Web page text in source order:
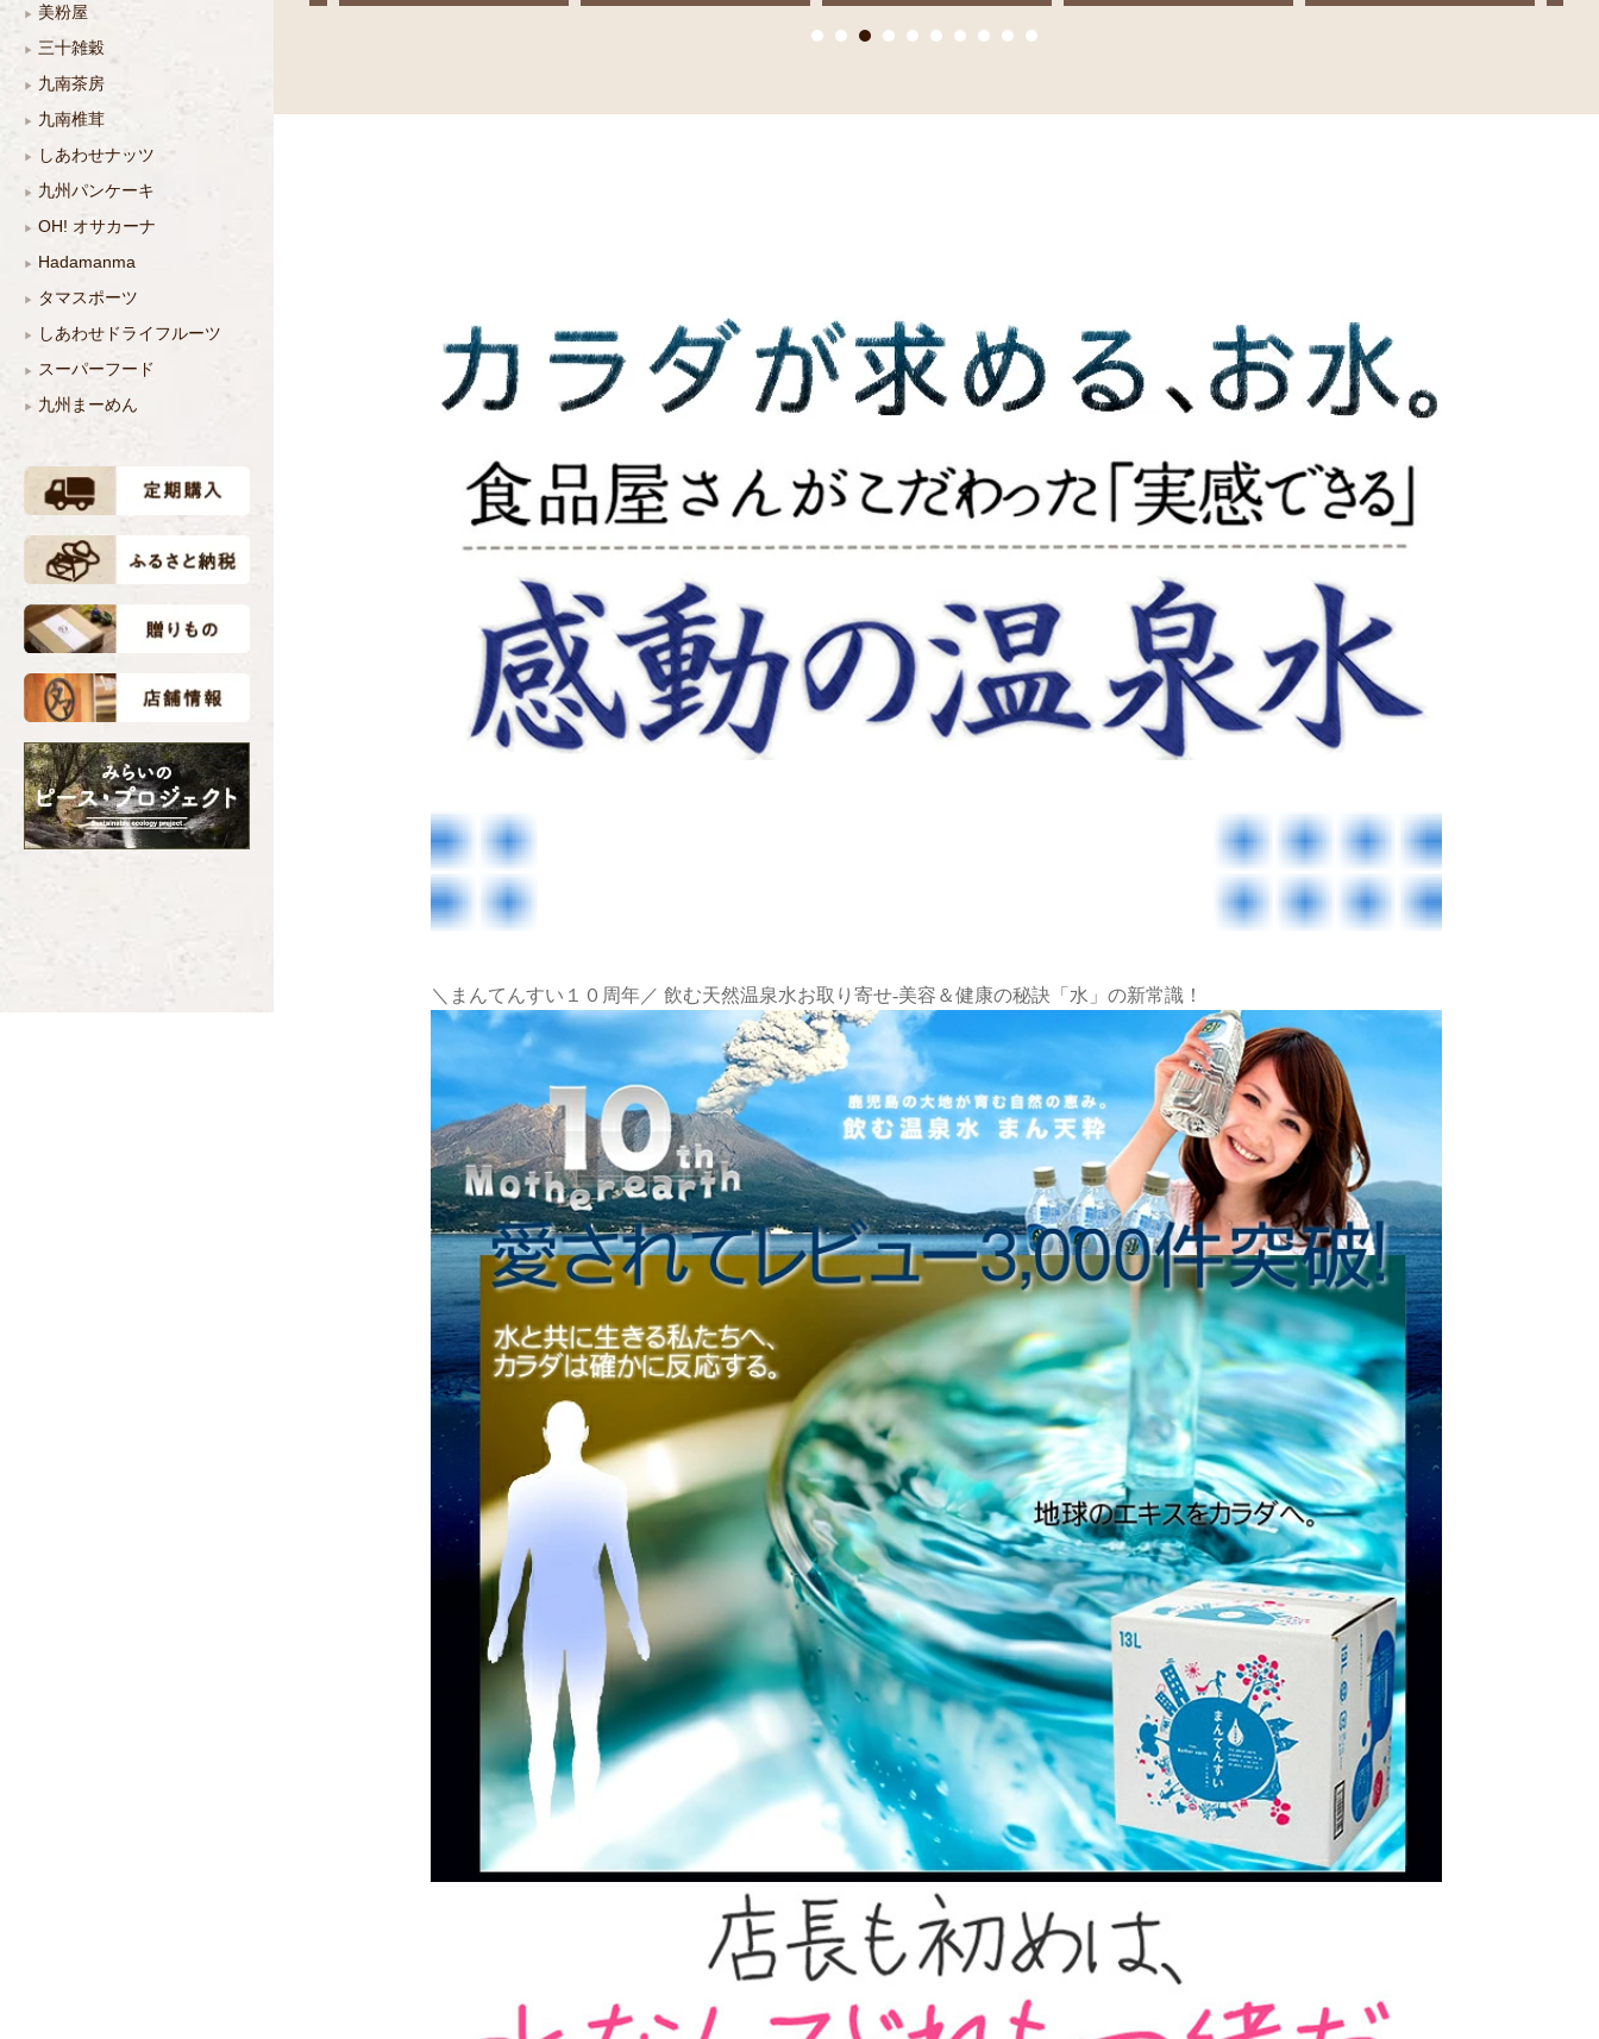
美粉屋
三十雑穀
九南茶房
九南椎茸
しあわせナッツ
九州パンケーキ
OH! オサカーナ
Hadamanma
タマスポーツ
しあわせドライフルーツ
スーパーフード
九州まーめん
＼まんてんすい１０周年／ 飲む天然温泉水お取り寄せ-美容＆健康の秘訣「水」の新常識！